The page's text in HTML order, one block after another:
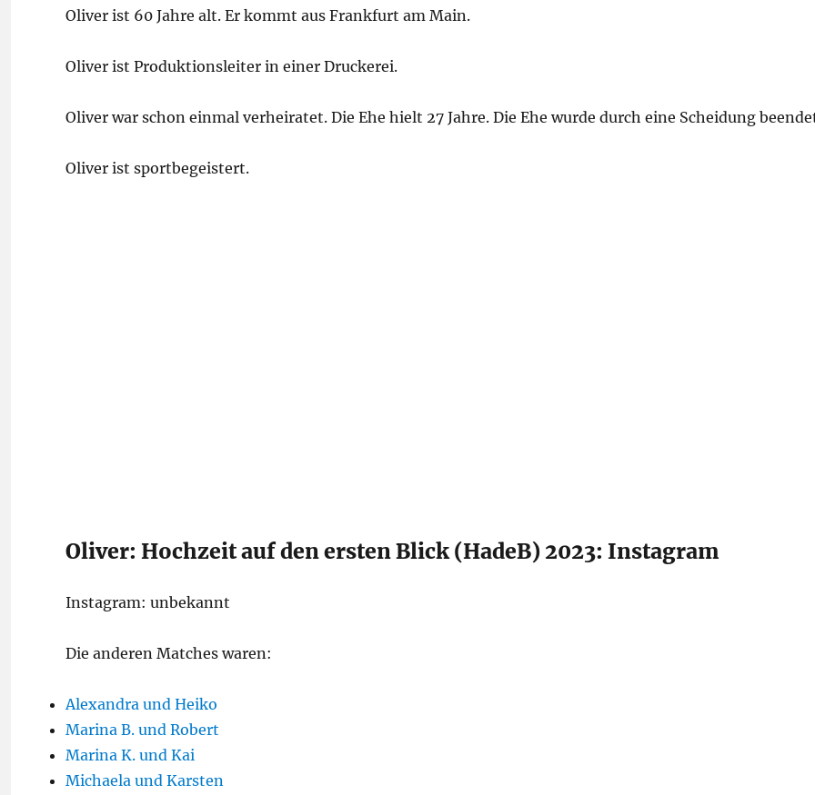
Oliver ist 60 Jahre alt. Er kommt aus Frankfurt am Main.
Oliver ist Produktionsleiter in einer Druckerei.
Oliver war schon einmal verheiratet. Die Ehe hielt 27 Jahre. Die Ehe wurde durch eine Scheidung
Oliver ist sportbegeistert.
Oliver: Hochzeit auf den ersten Blick (HadeB) 2023: Instagram
Instagram: unbekannt
Die anderen Matches waren:
Alexandra und Heiko
Marina B. und Robert
Marina K. und Kai
Michaela und Karsten